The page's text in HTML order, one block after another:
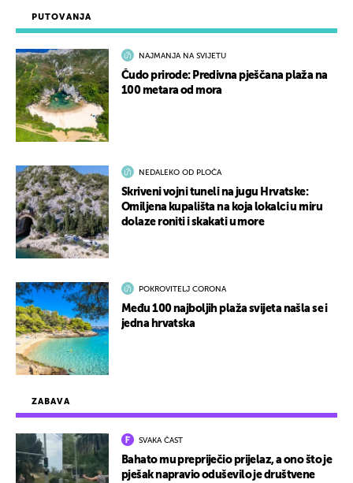
ZABAVA
SVAKA ČAST
Bahato mu prepriječio prijelaz, a ono što je
pješak napravio oduševilo je društvene
PUTOVANJA
NAJMANJA NA SVIJETU
Čudo prirode: Predivna pješčana plaža na
100 metara od mora
NEDALEKO OD PLOČA
Skriveni vojni tuneli na jugu Hrvatske:
Omiljena kupališta na koja lokalci u miru
dolaze roniti i skakati u more
POKROVITELJ CORONA
Među 100 najboljih plaža svijeta našla se i
jedna hrvatska